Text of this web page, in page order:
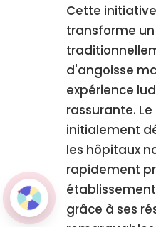
Cette
transforme
d'angoisse
expérience
rassurante.
initialement
les hôpitaux
rapidement
grâce à ses